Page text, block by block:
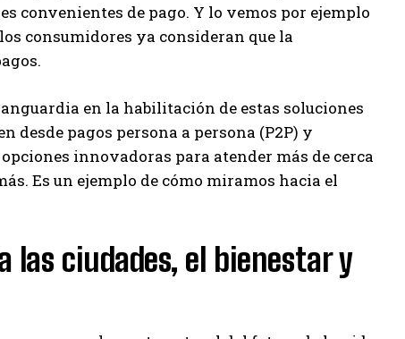
convenientes de pago. Y lo vemos por ejemplo
consumidores ya consideran que la
en la habilitación de estas soluciones
desde pagos persona a persona (P2P) y
innovadoras para atender más de cerca
Es un ejemplo de cómo miramos hacia el
las ciudades, el bienestar y